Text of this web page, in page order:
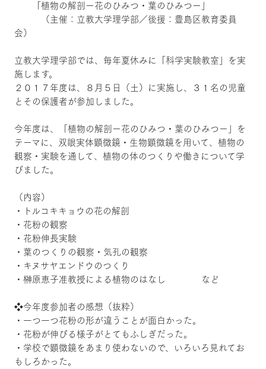
「植物の解剖ー花のひみつ・葉のひみつー」
（主催：立教大学理学部／後援：豊島区教育委員
会）
立教大学理学部では、毎年夏休みに「科学実験教室」を実
施します。
２０１７年度は、８月５日（土）に実施し、３１名の児童
とその保護者が参加しました。
今年度は、「植物の解剖ー花のひみつ・葉のひみつー」を
テーマに、双眼実体顕微鏡・生物顕微鏡を用いて、植物の
観察・実験を通して、植物の体のつくりや働きについて学
びました。
（内容）
・トルコキキョウの花の解剖
・花粉の観察
・花粉伸長実験
・葉のつくりの観察・気孔の観察
・キヌサヤエンドウのつくり
・榊原恵子准教授による植物のはなし など
❖今年度参加者の感想（抜粋）
・一つ一つ花粉の形が違うことが面白かった。
・花粉が伸びる様子がとてもふしぎだった。
・学校で顕微鏡をあまり使わないので、いろいろ見れてお
もしろかった。